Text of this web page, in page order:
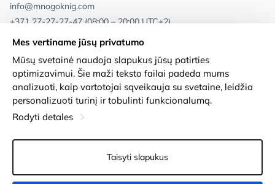
info@mnogoknig.com
+371 27-27-27-47 (08:00 – 20:00 UTC+2)
Rīga, Augusta Deglava 69d, LV-1082
Apie mus
Parduotuvės
Pristatymas ir mokėjimas
Lojalumo kortelės
Privacy Policy
Sąlygos ir nuostatos
Prekių grąžinimas
Slapukų nustatymai
Mes vertiname jūsų privatumo
Mūsų svetainė naudoja slapukus jūsų patirties
optimizavimui. Šie maži teksto failai padeda mums
analizuoti, kaip vartotojai sąveikauja su svetaine, leidžia
personalizuoti turinį ir tobulinti funkcionalumą.
Rodyti detales
Taisyti slapukus